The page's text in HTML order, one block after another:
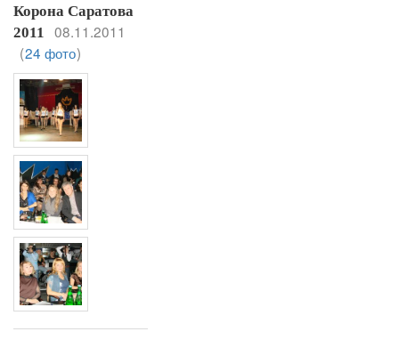
Корона Саратова
2011
08.11.2011
(24 фото)